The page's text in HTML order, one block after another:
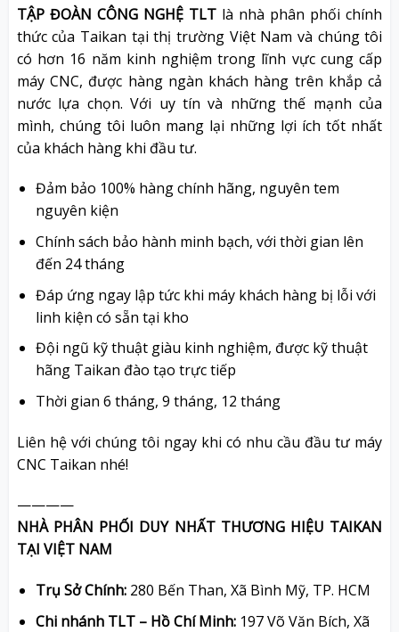
TẬP ĐOÀN CÔNG NGHỆ TLTlà nhà phân phối chính
thức của Taikan tại thị trường Việt Nam và chúng tôi
có hơn 16 năm kinh nghiệm trong lĩnh vực cung cấp
máy CNC, được hàng ngàn khách hàng trên khắp cả
nước lựa chọn. Với uy tín và những thế mạnh của
mình, chúng tôi luôn mang lại những lợi ích tốt nhất
của khách hàng khi đầu tư.
Đảm bảo 100% hàng chính hãng, nguyên tem
nguyên kiện
Chính sách bảo hành minh bạch, với thời gian lên
đến 24 tháng
Đáp ứng ngay lập tức khi máy khách hàng bị lỗi với
linh kiện có sẵn tại kho
Đội ngũ kỹ thuật giàu kinh nghiệm, được kỹ thuật
hãng Taikan đào tạo trực tiếp
Thời gian 6 tháng, 9 tháng, 12 tháng
Liên hệ với chúng tôi ngay khi có nhu cầu đầu tư máy
CNC Taikan nhé!
————
NHÀ PHÂN PHỐI DUY NHẤT THƯƠNG HIỆU TAIKAN
TẠI VIỆT NAM
Trụ Sở Chính:280 Bến Than, Xã Bình Mỹ, TP. HCM
Chi nhánh TLT – Hồ Chí Minh:197 Võ Văn Bích, Xã